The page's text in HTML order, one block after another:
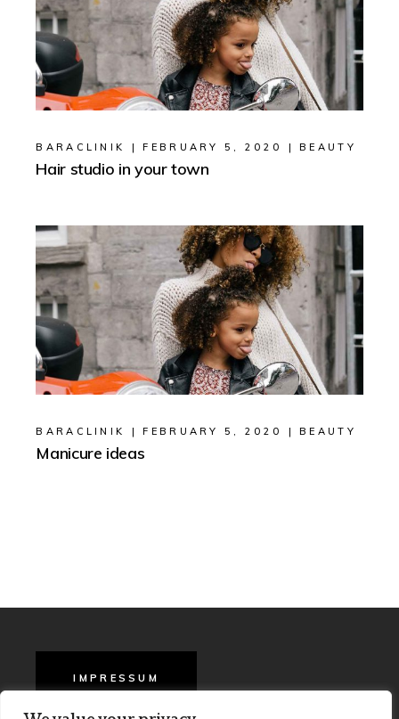
BARACLINIK FEBRUARY 5, 2020 BEAUTY
Hair studio in your town
BARACLINIK FEBRUARY 5, 2020 BEAUTY
Manicure ideas
IMPRESSUM